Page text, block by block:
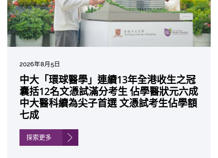
2026年8月5日
中大「環球醫學」連續13年全港收生之冠
囊括12名文憑試滿分考生 佔學醫狀元六成
中大醫科續為尖子首選 文憑試考生佔學額
七成
探索更多
2026年7月10日
中大研發「AI-OCT」系統助測糖尿黃斑水
腫 假陽性轉介個案銳減六成 縮短患者輪
候診症時間
2026年7月10日
中大黃秀娟教授獲頒中國工程界最高榮譽
「光華工程科技獎」 成為今屆醫藥衞生領
域唯一香港學者
2026年7月7日
中大新設「香港中文大學鳳凰獎學金」嘉
許公開試狀元 鼓勵學醫狀元走出課堂放眼
世界 裝備21世紀妙手仁醫
2026年6月29日
中大全新一站式PGT-Plus方案 精準辨識
傳統檢測中複雜基因異常「盲點」 降低人
工受孕流產及異常妊娠風險
2026年6月22日
中大發現青光眼治療新靶點 小鼠實驗證實
可恢復七成視力 有助開創嶄新神經保護療
法
2026年6月17日
中大成功拆解肝癌免疫治療耐藥性機制 揭
一種免疫細胞具「除廢餵食」新功能助癌
細胞耐藥性
2026年6月10日
中大與多名全球專家共同牽頭跨國肺癌研
究 逾半晚期ALK陽性肺癌病人七年無惡化
因特定基因異常而引起的肺癌有望變成
「慢性病」 患者可與病共存
探索更多
2026年6月5日
中大教授陳重娥獲頒「清野裕傑出領袖
獎」 成為本港首名學者榮膺亞洲糖尿病教
研最高榮譽
2026年6月2日
中大匯聚逾200位區域專家 探討私人醫療
保險如何推動全民健康覆蓋
探索更多
2026年5月19日
中大張源津醫生成首位亞洲研究員 榮獲國
際泌尿科權威獎項John K. Lattimer 講座
獎
2026年5月14日
中大取得「從實驗室到臨床應用」研究突
破 初步證實GLP-1藥物可改善嚴重中風康
復情況